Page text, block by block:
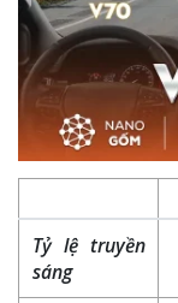
Tỷ lệ truyền
sáng